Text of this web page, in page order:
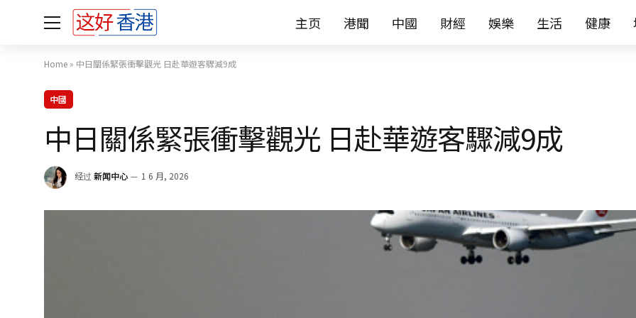
主页 港聞 中國 財經 娛樂 生活 健康
Home » 中日關係緊張衝擊觀光 日赴華遊客驟減9成
中國
中日關係緊張衝擊觀光 日赴華遊客驟減9成
经过 新闻中心 1 6 月, 2026